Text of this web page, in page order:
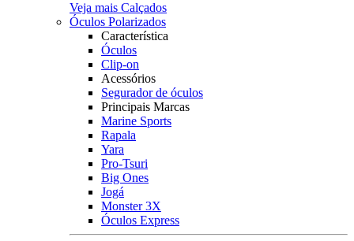
Veja mais Calçados
Óculos Polarizados
Característica
Óculos
Clip-on
Acessórios
Segurador de óculos
Principais Marcas
Marine Sports
Rapala
Yara
Pro-Tsuri
Big Ones
Jogá
Monster 3X
Óculos Express